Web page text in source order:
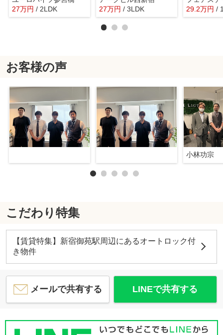
27万円 / 2LDK
27万円 / 3LDK
29.2万円 /
お客様の声
小林功宗
こだわり特集
【賃貸特集】新宿御苑駅周辺にあるオートロック付
き物件
メールで共有する LINEで共有する